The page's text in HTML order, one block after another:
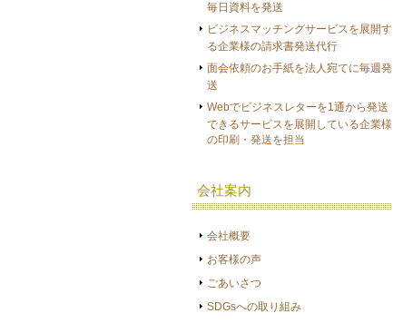
毎日資料を発送
ビジネスマッチングサービスを展開す
る企業様の請求書発送代行
面会依頼のお手紙を法人宛てに毎週発
送
Webでビジネスレターを1通から発送
できるサービスを展開している企業様
の印刷・発送を担当
会社案内
会社概要
お客様の声
ごあいさつ
SDGsへの取り組み